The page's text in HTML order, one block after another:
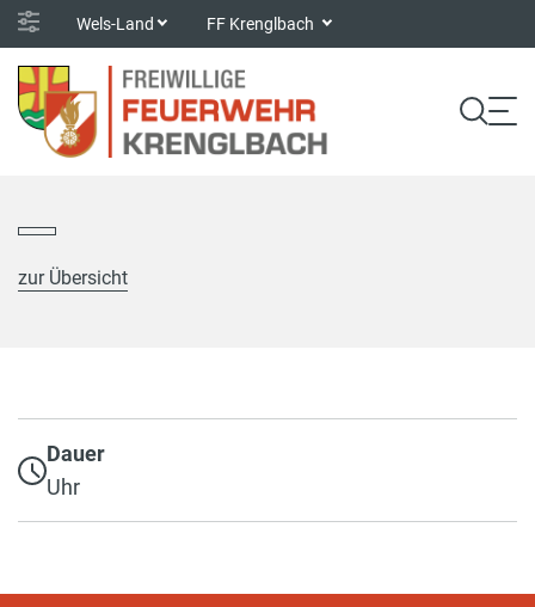
Wels-Land FF Krenglbach
zur Übersicht
Dauer
Uhr